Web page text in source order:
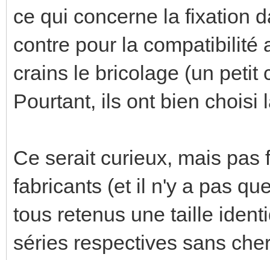
ce qui concerne la fixation
contre pour la compatibilité
crains le bricolage (un petit
Pourtant, ils ont bien choisi
Ce serait curieux, mais pas
fabricants (et il n'y a pas
tous retenus une taille
séries respectives sans